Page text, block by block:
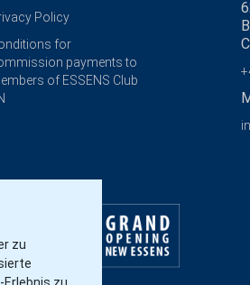
zu
Policy
for
payments to
of ESSENS Club